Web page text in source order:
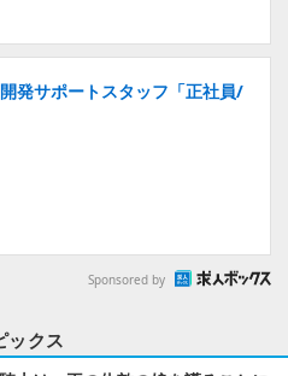
発サポートスタッフ「正社員/
Sponsored by
ックス